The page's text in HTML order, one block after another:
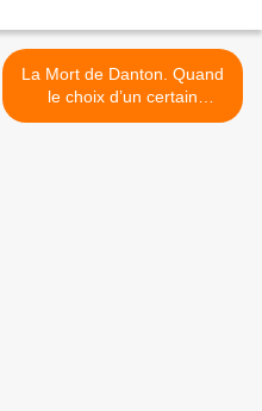
La Mort de Danton. Quand
le choix d’un certain
historicisme est gage d’un